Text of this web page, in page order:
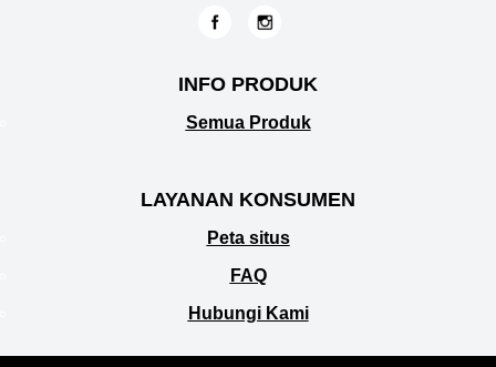
INFO PRODUK
Semua Produk
LAYANAN KONSUMEN
Peta situs
FAQ
Hubungi Kami